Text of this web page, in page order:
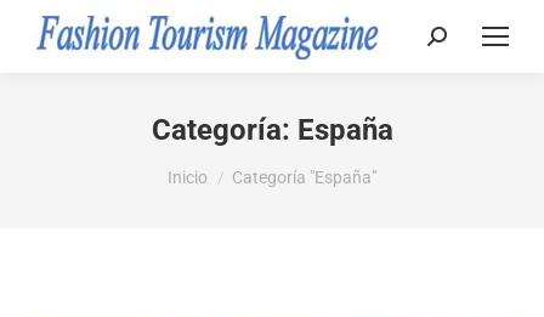
Buscar:
Categoría: España
Estás aquí:
Inicio Categoría "España"